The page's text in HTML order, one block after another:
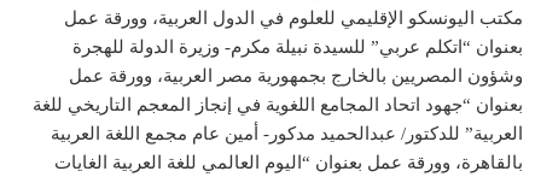
مكتب اليونسكو الإقليمي للعلوم في الدول العربية، وورقة عمل
بعنوان “اتكلم عربي” للسيدة نبيلة مكرم- وزيرة الدولة للهجرة
وشؤون المصريين بالخارج بجمهورية مصر العربية، وورقة عمل
بعنوان “جهود اتحاد المجامع اللغوية في إنجاز المعجم التاريخي للغة
العربية” للدكتور/ عبدالحميد مدكور- أمين عام مجمع اللغة العربية
بالقاهرة، وورقة عمل بعنوان “اليوم العالمي للغة العربية الغايات